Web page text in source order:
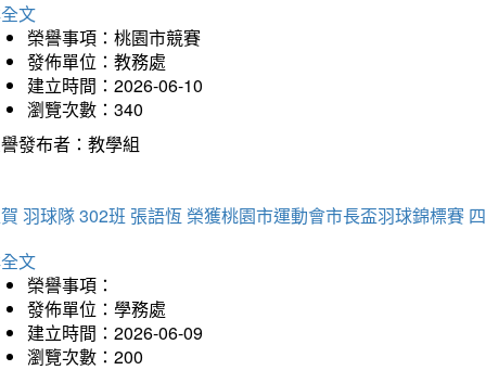
文
榮譽事項：桃園市競賽
發佈單位：教務處
建立時間：2026-06-10
瀏覽次數：340
發布者：教學組
羽球隊 302班 張語恆 榮獲桃園市運動會市長盃羽球錦標賽
文
榮譽事項：
發佈單位：學務處
建立時間：2026-06-09
瀏覽次數：200